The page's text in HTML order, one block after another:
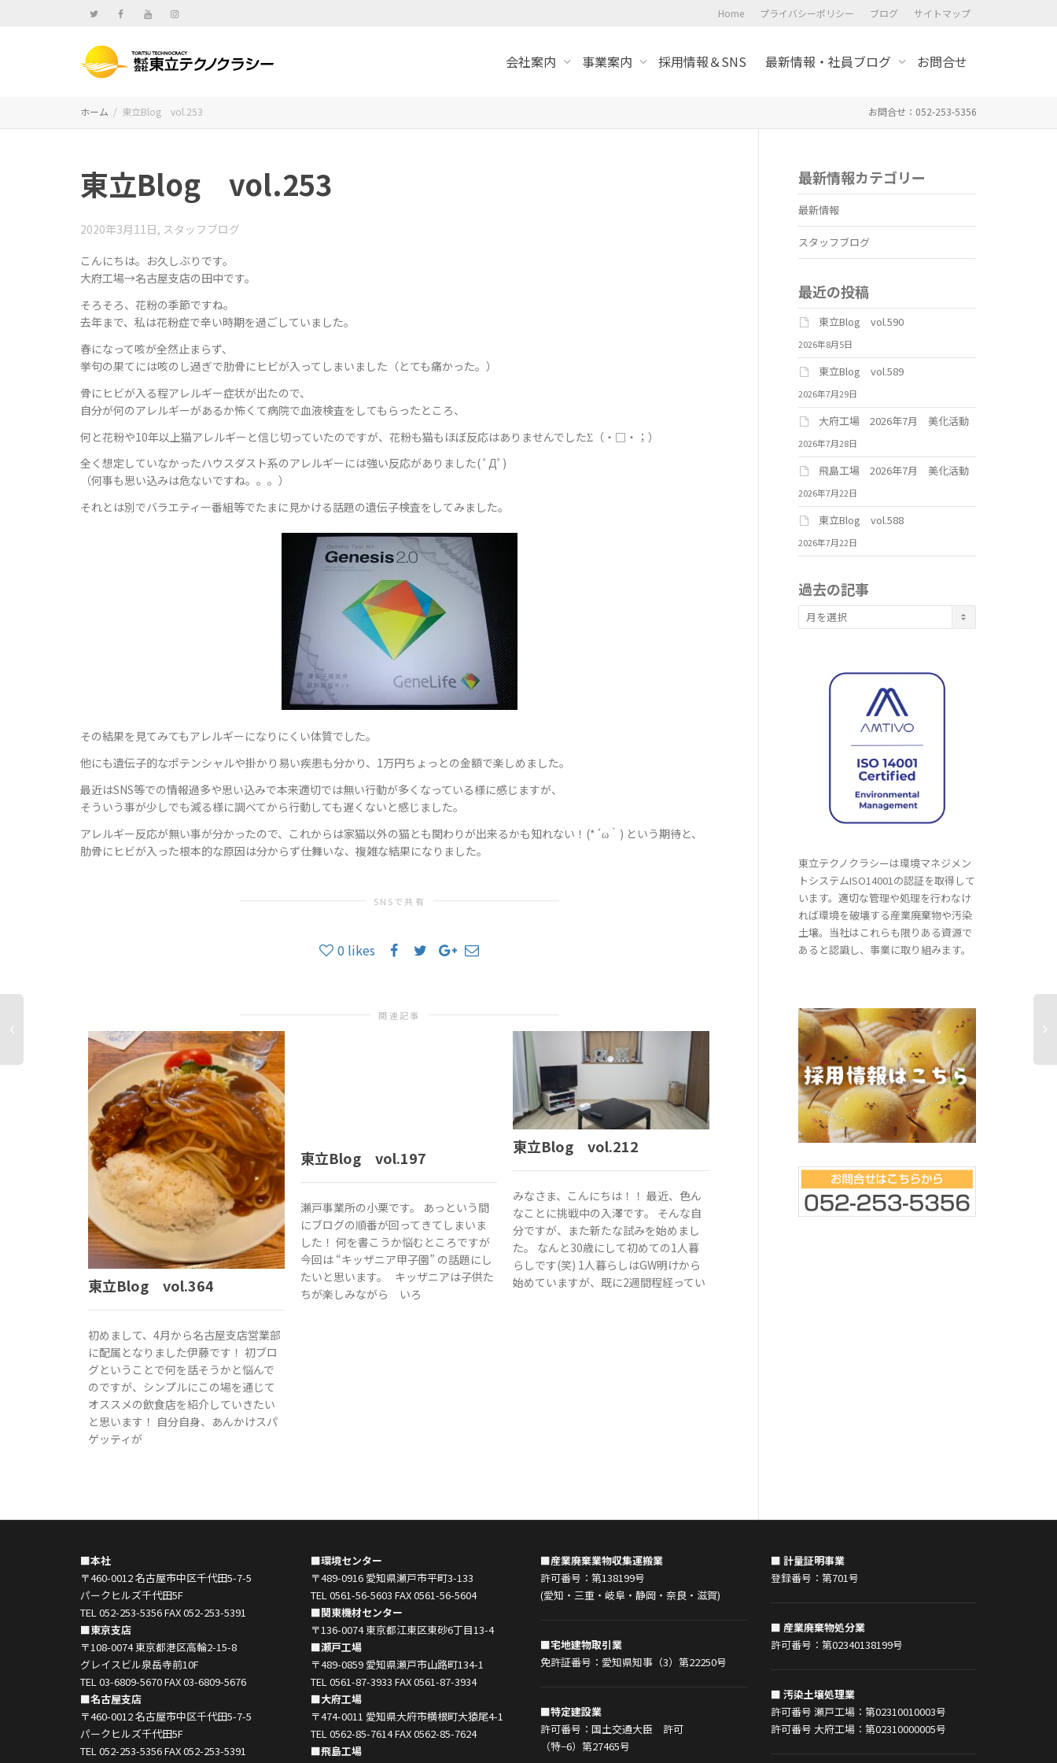
Home プライバシーポリシー ブログ サイトマップ
会社案内 事業案内 採用情報＆SNS 最新情報・社員ブログ お問合せ
ホーム 東立Blog vol.253 お問合せ：052-253-5356
東立Blog vol.253
2020年3月11日, スタッフブログ
こんにちは。お久しぶりです。
大府工場→名古屋支店の田中です。
そろそろ、花粉の季節ですね。
去年まで、私は花粉症で辛い時期を過ごしていました。
春になって咳が全然止まらず、
挙句の果てには咳のし過ぎで肋骨にヒビが入ってしまいました（とても痛かった。）
骨にヒビが入る程アレルギー症状が出たので、
自分が何のアレルギーがあるか怖くて病院で血液検査をしてもらったところ、
何と花粉や10年以上猫アレルギーと信じ切っていたのですが、花粉も猫もほぼ反応はありませんでしたΣ（・□・；）
全く想定していなかったハウスダスト系のアレルギーには強い反応がありました( ﾟДﾟ)
（何事も思い込みは危ないですね。。。）
それとは別でバラエティー番組等でたまに見かける話題の遺伝子検査をしてみました。
その結果を見てみてもアレルギーになりにくい体質でした。
他にも遺伝子的なポテンシャルや掛かり易い疾患も分かり、1万円ちょっとの金額で楽しめました。
最近はSNS等での情報過多や思い込みで本来適切では無い行動が多くなっている様に感じますが、
そういう事が少しでも減る様に調べてから行動しても遅くないと感じました。
アレルギー反応が無い事が分かったので、これからは家猫以外の猫とも関わりが出来るかも知れない！(*´ω｀) という期待と、
肋骨にヒビが入った根本的な原因は分からず仕舞いな、複雑な結果になりました。
SNSで共有
0 likes
関連記事
東立Blog vol.364
初めまして、4月から名古屋支店営業部
に配属となりました伊藤です！ 初ブロ
グということで何を話そうかと悩んで
のですが、シンプルにこの場を通じて
オススメの飲食店を紹介していきたい
と思います！ 自分自身、あんかけスパ
ゲッティが
東立Blog vol.197
瀬戸事業所の小栗です。 あっという間
にブログの順番が回ってきてしまいま
した！ 何を書こうか悩むところですが
今回は “キッザニア甲子園” の話題にし
たいと思います。 キッザニアは子供た
ちが楽しみながら いろ
東立Blog vol.212
みなさま、こんにちは！！ 最近、色ん
なことに挑戦中の入澤です。 そんな自
分ですが、また新たな試みを始めまし
た。 なんと30歳にして初めての1人暮
らしです(笑) 1人暮らしはGW明けから
始めていますが、既に2週間程経ってい
最新情報カテゴリー
最新情報
スタッフブログ
最近の投稿
東立Blog vol.590
2026年8月5日
東立Blog vol.589
2026年7月29日
大府工場 2026年7月 美化活動
2026年7月28日
飛島工場 2026年7月 美化活動
2026年7月22日
東立Blog vol.588
2026年7月22日
過去の記事
去
東立テクノクラシーは環境マネジメン
トシステムISO14001の認証を取得して
います。適切な管理や処理を行わなけ
れば環境を破壊する産業廃棄物や汚染
土壌。当社はこれらも限りある資源で
あると認識し、事業に取り組みます。
■本社
〒460-0012 名古屋市中区千代田5-7-5
パークヒルズ千代田5F
TEL 052-253-5356 FAX 052-253-5391
■東京支店
〒108-0074 東京都港区高輪2-15-8
グレイスビル泉岳寺前10F
TEL 03-6809-5670 FAX 03-6809-5676
■名古屋支店
〒460-0012 名古屋市中区千代田5-7-5
パークヒルズ千代田5F
TEL 052-253-5356 FAX 052-253-5391
■環境センター
〒489-0916 愛知県瀬戸市平町3-133
TEL 0561-56-5603 FAX 0561-56-5604
■関東機材センター
〒136-0074 東京都江東区東砂6丁目13-4
■瀬戸工場
〒489-0859 愛知県瀬戸市山路町134-1
TEL 0561-87-3933 FAX 0561-87-3934
■大府工場
〒474-0011 愛知県大府市横根町大猿尾4-1
TEL 0562-85-7614 FAX 0562-85-7624
■飛島工場
■産業廃棄業物収集運搬業
許可番号：第138199号
(愛知・三重・岐阜・静岡・奈良・滋賀)
■宅地建物取引業
免許証番号：愛知県知事（3）第22250号
■特定建設業
許可番号：国土交通大臣 許可
（特−6）第27465号
■ 計量証明事業
登録番号：第701号
■ 産業廃棄物処分業
許可番号：第02340138199号
■ 汚染土壌処理業
許可番号 瀬戸工場：第02310010003号
許可番号 大府工場：第02310000005号